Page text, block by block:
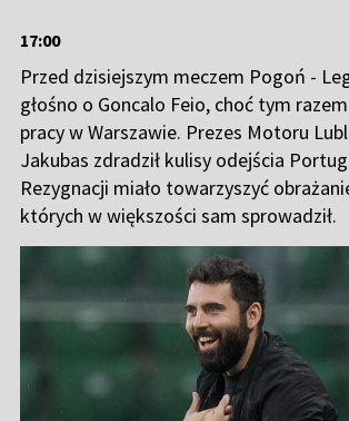
Goncalo Feio (fot. Getty)
Prezes klubu: Feio obraził
tym tych, których sam